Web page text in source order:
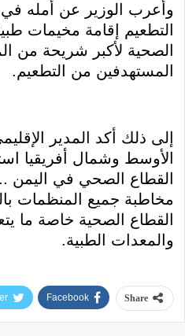
وأعرب الوزير عن أمله
التطعيم إقامة مخيمات
الصحية لأكبر شريحة من
المستهدفين من التطعيم.
إلى ذلك أكد المدير
الأوسط وشمال أفريقيا
القطاع الصحي في اليمن ..
مخاطبة جميع المنظمات
القطاع الصحية خاصة ما
والمعدات الطبية.
Share
Facebook